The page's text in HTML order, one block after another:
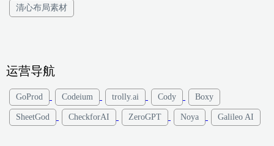
清心布局素材
运营导航
GoProd Codeium trolly.ai Cody Boxy
SheetGod CheckforAI ZeroGPT Noya Galileo AI